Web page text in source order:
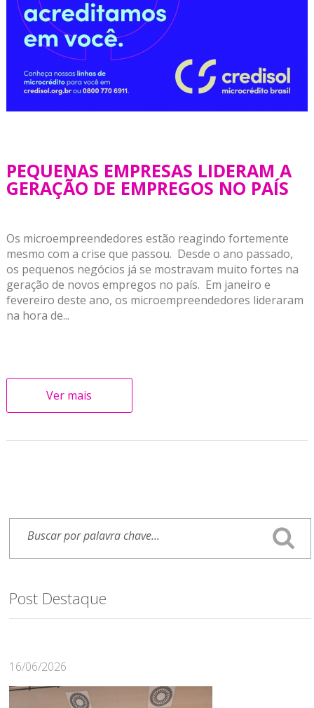
PEQUENAS EMPRESAS LIDERAM A
GERAÇÃO DE EMPREGOS NO PAÍS
Os microempreendedores estão reagindo fortemente
mesmo com a crise que passou. Desde o ano passado,
os pequenos negócios já se mostravam muito fortes na
geração de novos empregos no país. Em janeiro e
fevereiro deste ano, os microempreendedores lideraram
na hora de...
Ver mais
Post Destaque
16/06/2026